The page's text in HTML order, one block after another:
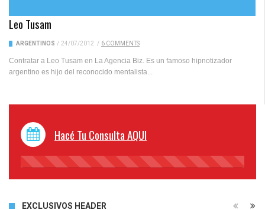
Leo Tusam
ARGENTINOS / 24/07/2012 / 6 COMMENTS
Contratar a Leo Tusam en La Agencia Biz. Es un famoso hipnotizador
argentino es hijo del reconocido mentalista...
Hacé Tu Consulta AQUI
45%
EXCLUSIVOS HEADER